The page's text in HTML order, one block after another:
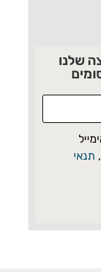
שלנו
תנאי